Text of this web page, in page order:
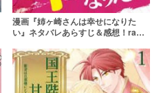
漫画『姉ヶ崎さんは幸せになりた
い』ネタバレあらすじ＆感想！raw
査